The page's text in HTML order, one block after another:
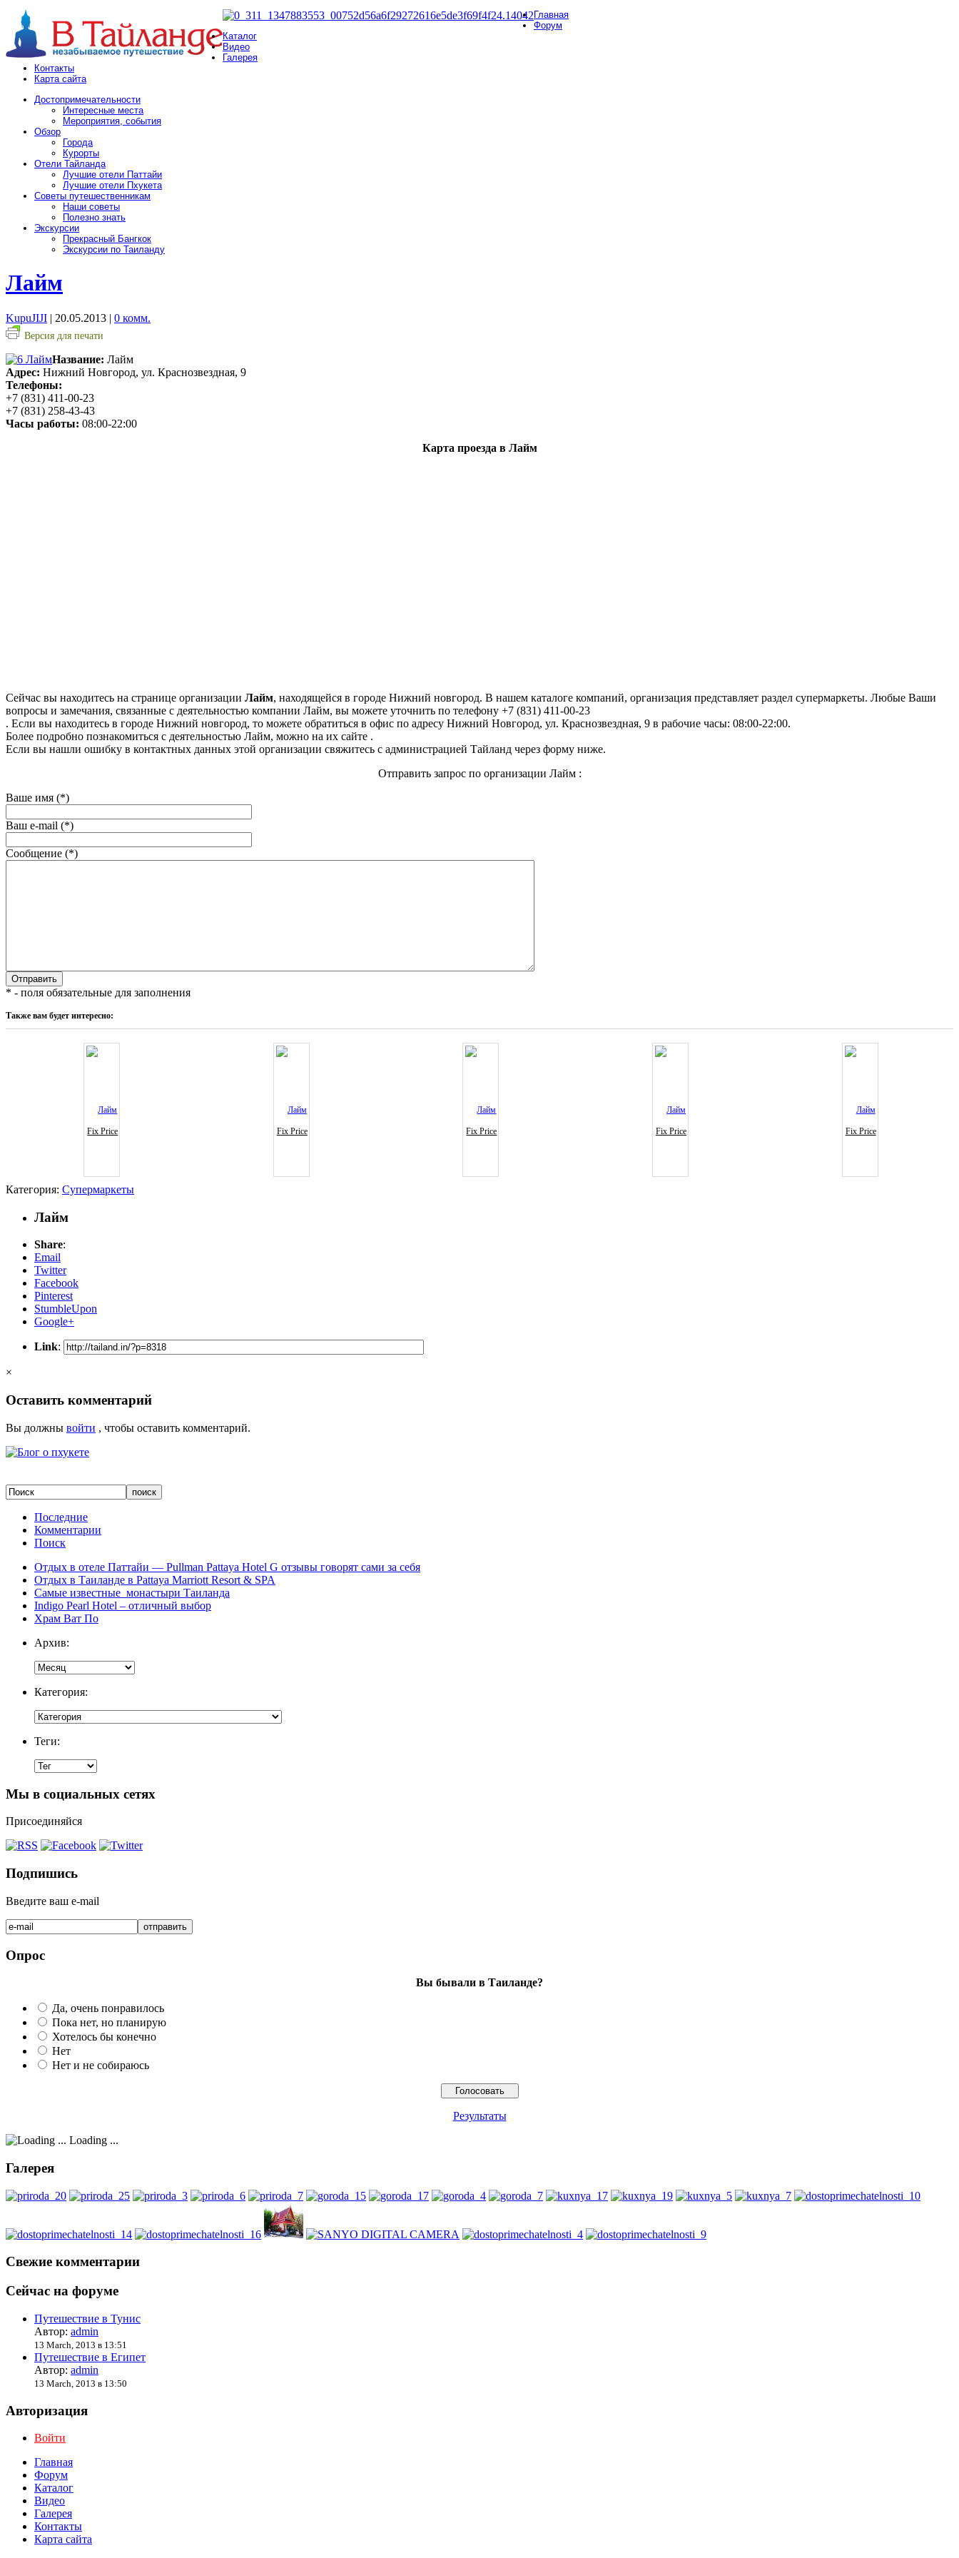
Главная
Форум
Каталог
Видео
Галерея
Контакты
Карта сайта
Достопримечательности
Интересные места
Мероприятия, события
Обзор
Города
Курорты
Отели Тайланда
Лучшие отели Паттайи
Лучшие отели Пхукета
Советы путешественникам
Наши советы
Полезно знать
Экскурсии
Прекрасный Бангкок
Экскурсии по Таиланду
Лайм
KupuJIJI | 20.05.2013 | 0 комм.
Версия для печати
Название: Лайм
Адрес: Нижний Новгород, ул. Краснозвездная, 9
Телефоны:
+7 (831) 411-00-23
+7 (831) 258-43-43
Часы работы: 08:00-22:00
Карта проезда в Лайм
Сейчас вы находитесь на странице организации Лайм, находящейся в городе Нижний новгород. В нашем каталоге компаний, организация представляет раздел супермаркеты. Любые Ваши
вопросы и замечания, связанные с деятельностью компании Лайм, вы можете уточнить по телефону +7 (831) 411-00-23
. Если вы находитесь в городе Нижний новгород, то можете обратиться в офис по адресу Нижний Новгород, ул. Краснозвездная, 9 в рабочие часы: 08:00-22:00.
Более подробно познакомиться с деятельностью Лайм, можно на их сайте .
Если вы нашли ошибку в контактных данных этой организации свяжитесь с администрацией Тайланд через форму ниже.
Отправить запрос по организации Лайм :
Ваше имя (*)
Ваш e-mail (*)
Сообщение (*)
* - поля обязательные для заполнения
Также вам будет интересно:
Fix Price Fix Price Fix Price Fix Price Fix Price
Категория: Супермаркеты
Лайм
Share:
Email
Twitter
Facebook
Pinterest
StumbleUpon
Google+
Link:
×
Оставить комментарий
Вы должны войти , чтобы оставить комментарий.
Последние
Комментарии
Поиск
Отдых в отеле Паттайи — Pullman Pattaya Hotel G отзывы говорят сами за себя
Отдых в Таиланде в Pattaya Marriott Resort & SPA
Самые известные монастыри Таиланда
Indigo Pearl Hotel – отличный выбор
Храм Ват По
Архив:
Категория:
Теги:
Мы в социальных сетях
Присоединяйся
Подпишись
Введите ваш e-mail
Опрос
Вы бывали в Таиланде?
Да, очень понравилось
Пока нет, но планирую
Хотелось бы конечно
Нет
Нет и не собираюсь
Результаты
Loading ...
Галерея
Свежие комментарии
Сейчас на форуме
Путешествие в Тунис
Автор: admin
13 March, 2013 в 13:51
Путешествие в Египет
Автор: admin
13 March, 2013 в 13:50
Авторизация
Войти
Главная
Форум
Каталог
Видео
Галерея
Контакты
Карта сайта